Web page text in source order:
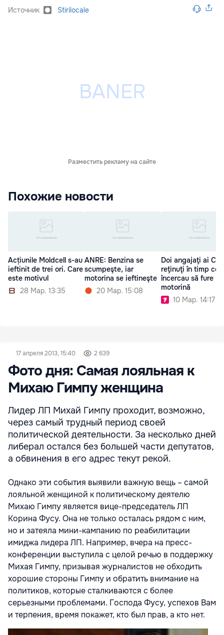
Источник Stirilocale
Разместить рекламу на сайте
Похожие новости
Acțiunile Moldcell s-au
ieftinit de trei ori. Care
este motivul
28 Мар. 13:35
ANRE: Benzina se
scumpeşte, iar
motorina se ieftineşte
20 Мар. 15:08
Doi angajaţi ai
reţinuţi în timp ce
încercau să fure
motorină
10 Мар. 14:17
17 апреля 2013, 15:40 2 639
Фото дня: Самая лояльная к
Михаю Гимпу женщина
Лидер ЛП Михай Гимпу проходит, возможно,
через самый трудный период своей
политической деятельности. За несколько дней
либерал остался без большей части депутатов,
а обвинения в его адрес текут рекой.
Однако эти события выявили важную вещь – самой
лояльной женщиной к политическому деятелю
Михаю Гимпу является вице-председатель ЛП
Корина Фусу. Она не только осталась рядом с ним,
но и затеяла мини-кампанию по реабилитации
имиджа лидера ЛП. Например, вчера на пресс-
конференции выступила с целой речью в поддержку
Михая Гимпу, призывая журналистов не обходить
хорошие стороны Гимпу и обратить внимание на
политиков, которые сталкиваются с более
серьезными проблемами. Господа Фусу, успехов Вам
и терпения, время покажет, кто был прав, а кто нет.